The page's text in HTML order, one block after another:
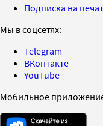
Подписка на
Мы в соцсетях:
Telegram
ВКонтакте
YouTube
Мобильное